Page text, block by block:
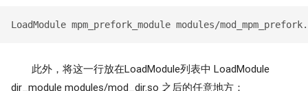
此外，将这一行放在LoadModule列表中 LoadModule
dir_module modules/mod_dir.so 之后的任意地方：